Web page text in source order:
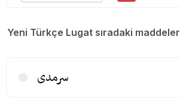
Yeni Türkçe Lugat sıradaki maddeler
سرمدی